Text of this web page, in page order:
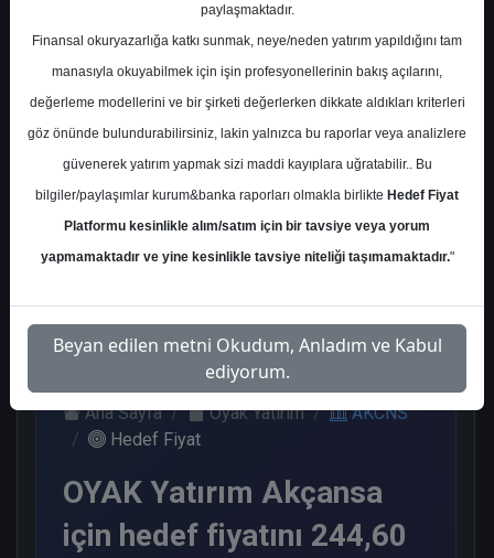
Ortalama Getiri Potansiyeli %21.95
Kurum Sayısı
8
Al
3
Tut
2
End. Paralel
3
Pazartesi, 03 Haziran 2024
Ana Sayfa Oyak Yatırım
AKCNS
Hedef Fiyat
OYAK Yatırım Akçansa
için hedef fiyatını 244,60
paylaşmaktadır.
Finansal okuryazarlığa katkı sunmak, neye/neden yatırım yapıldığını tam
manasıyla okuyabilmek için işin profesyonellerinin bakış açılarını,
değerleme modellerini ve bir şirketi değerlerken dikkate aldıkları kriterleri
göz önünde bulundurabilirsiniz, lakin yalnızca bu raporlar veya analizlere
güvenerek yatırım yapmak sizi maddi kayıplara uğratabilir.. Bu
bilgiler/paylaşımlar kurum&banka raporları olmakla birlikte Hedef Fiyat
Platformu kesinlikle alım/satım için bir tavsiye veya yorum
yapmamaktadır ve yine kesinlikle tavsiye niteliği taşımamaktadır."
Beyan edilen metni Okudum, Anladım ve Kabul
ediyorum.